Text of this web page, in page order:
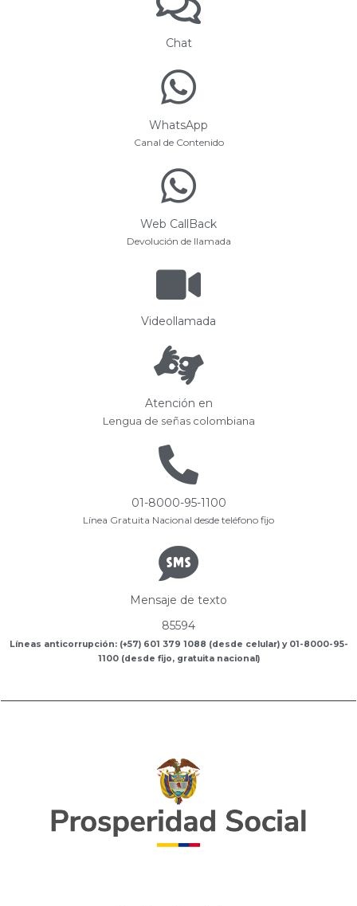
Chat
WhatsApp
Canal de Contenido
Web CallBack
Devolución de llamada
Videollamada
Atención en
Lengua de señas colombiana
01-8000-95-1100
Línea Gratuita Nacional desde teléfono fijo
Mensaje de texto
85594
Líneas anticorrupción: (+57) 601 379 1088 (desde celular) y 01-8000-95-
1100 (desde fijo, gratuita nacional)